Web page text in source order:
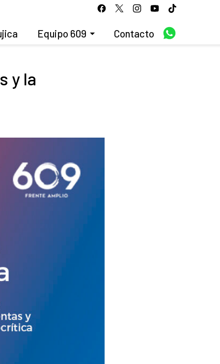
Equipo 609 Contacto
y la